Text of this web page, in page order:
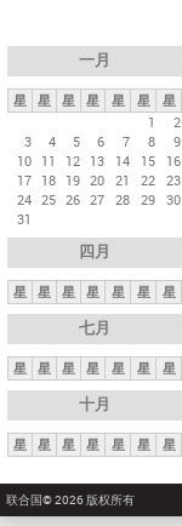
一月
星 星 星 星 星 星
星
1
2
3
4 5 6 7 8
9
10 11 12 13 14 15
16
17 18 19 20 21 22 23
24 25 26 27 28 29 30
31
四月
星 星 星 星 星 星 星
七月
星 星 星 星 星 星 星
十月
星 星 星 星 星 星 星
联合国© 2026 版权所有